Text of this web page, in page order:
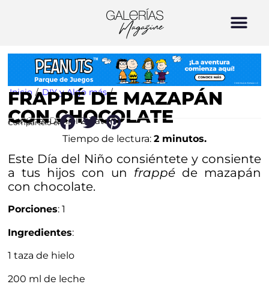
Inicio / DIY y Algo más /
FRAPPÉ DE MAZAPÁN
CON CHOCOLATE
Por Chef Daniel Zárate
Compártelo en:
Tiempo de lectura: 2 minutos.
Este Día del Niño consiéntete y consiente
a tus hijos con un frappéde mazapán
con chocolate.
Porciones: 1
Ingredientes:
1 taza de hielo
200 ml de leche